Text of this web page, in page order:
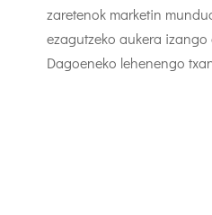
zaretenok marketin
ezagutzeko aukera
Dagoeneko lehenengo